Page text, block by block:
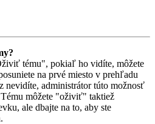
tému", pokiaľ ho vidíte, môžete
na prvé miesto v prehľadu
nevidíte, administrátor túto možnosť
môžete "oživiť" taktiež
ale dbajte na to, aby ste